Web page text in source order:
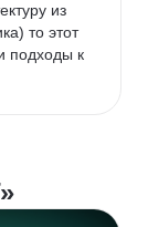
из
то этот
подходы к